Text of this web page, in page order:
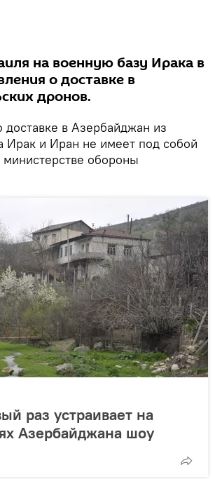
на военную базу Ирака в
о доставке в
дронов.
в Азербайджан из
Ирак и Иран не имеет под собой
министерстве обороны
раз устраивает на
Азербайджана шоу